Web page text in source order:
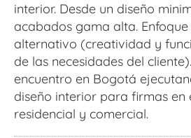
interior. Desde un diseño
acabados gama alta. Enfoque
alternativo (creatividad y
de las necesidades del
encuentro en Bogotá
diseño interior para firmas en
residencial y comercial.